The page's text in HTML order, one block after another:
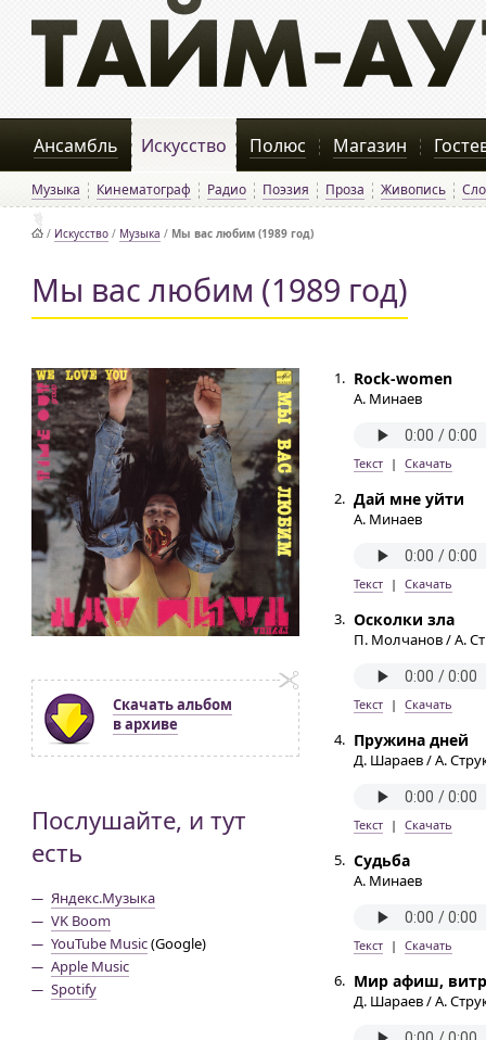
Ансамбль Искусство Полюс Магазин
Музыка Кинематограф Радио Поэзия Проза Живопись
/ Искусство / Музыка / Мы вас любим (1989 год)
Мы вас любим (1989 год)
Скачать альбом
в архиве
Послушайте, и тут
есть
Яндекс.Музыка
VK Boom
YouTube Music(Google)
Apple Music
Spotify
1. Rock-women
А. Минаев
Текст | Скачать
2. Дай мне уйти
А. Минаев
Текст | Скачать
3. Осколки зла
П. Молчанов / А.
Текст | Скачать
4. Пружина дней
Д. Шараев / А.
Текст | Скачать
5. Судьба
А. Минаев
Текст | Скачать
6. Мир афиш,
Д. Шараев / А.